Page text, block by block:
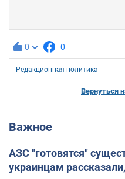
0 0
Редакционная политика
Вернуться
Важное
АЗС "готовятся"
украинцам